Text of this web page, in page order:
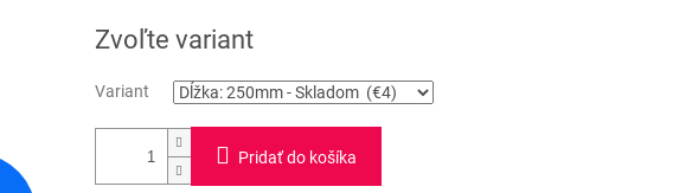
cena:
Zvoľte variant
Variant
Pridať do košíka